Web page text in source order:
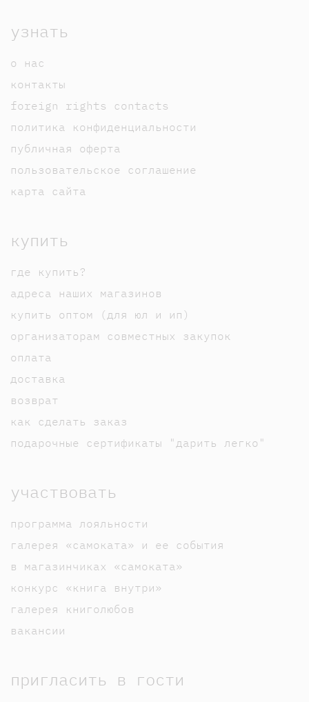
узнать
о нас
контакты
foreign rights contacts
политика конфиденциальности
публичная оферта
пользовательское соглашение
карта сайта
купить
где купить?
адреса наших магазинов
купить оптом (для юл и ип)
организаторам совместных закупок
оплата
доставка
возврат
как сделать заказ
подарочные сертификаты "дарить легко"
участвовать
программа лояльности
галерея «самоката» и ее события
в магазинчиках «самоката»
конкурс «книга внутри»
галерея книголюбов
вакансии
пригласить в гости